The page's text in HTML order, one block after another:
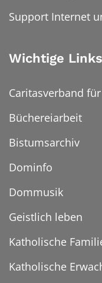
Support Internet
Wichtige Links
Caritasverband
Büchereiarbeit
Bistumsarchiv
Dominfo
Dommusik
Geistlich leben
Katholische
Katholische